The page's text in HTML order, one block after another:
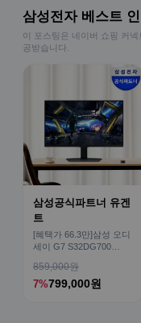
삼성전자 베스트
이 포스팅은 네이버 쇼핑 커
공받습니다.
삼성공식파트너 유겐
트
[혜택가 66.3만]삼성 오디
세이 G7 S32DG700
859,000원
7%799,000원